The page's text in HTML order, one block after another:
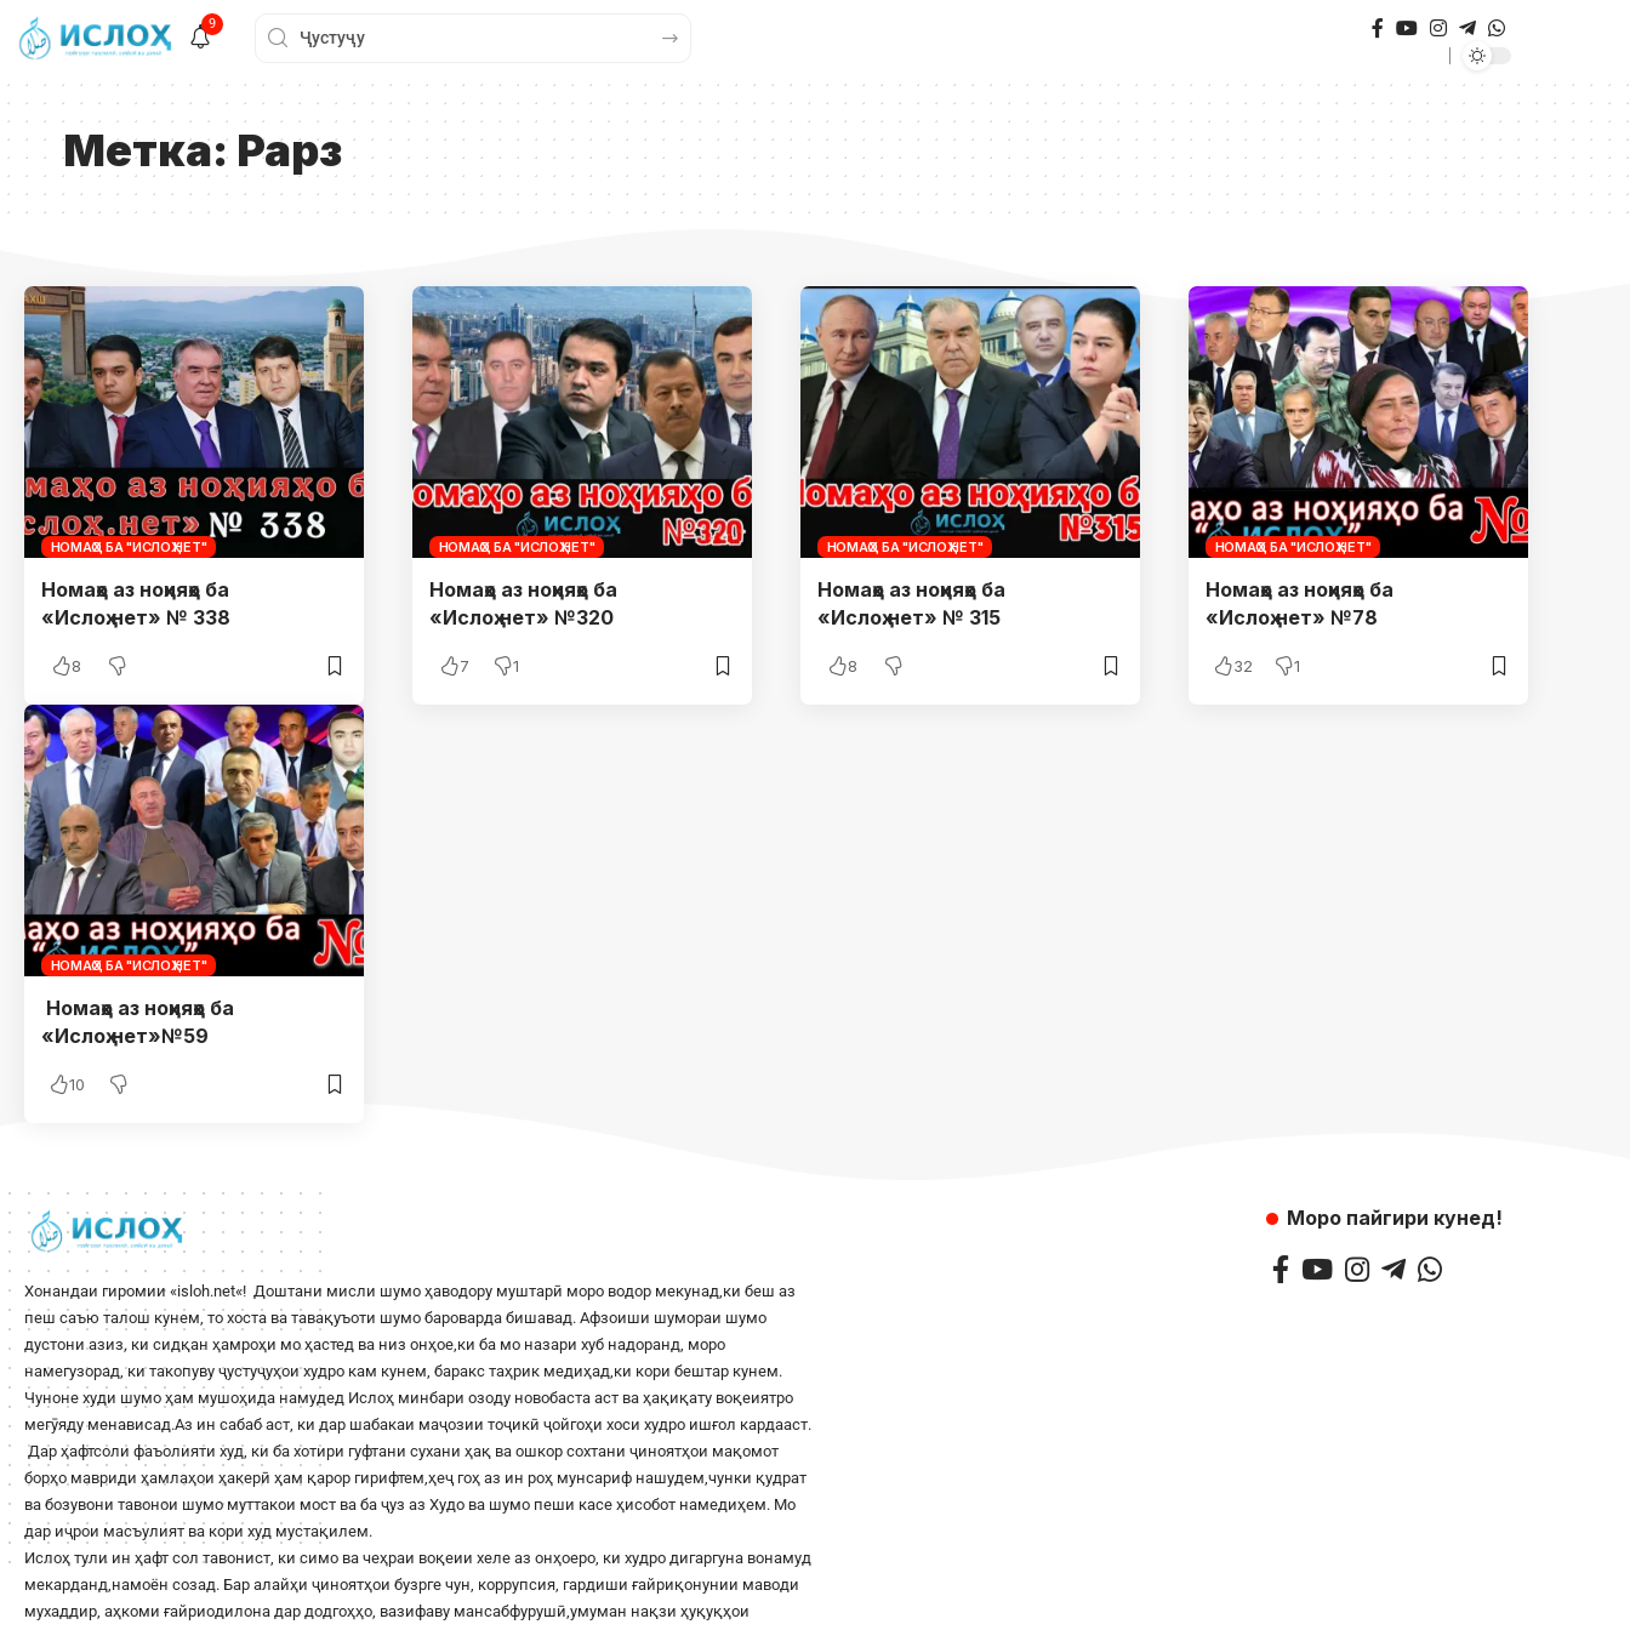
9
Метка: Рарз
НОМАҲО БА "ИСЛОҲ.НЕТ"
Номаҳо аз ноҳияҳо ба
«Ислоҳ.нет» № 338
8
НОМАҲО БА "ИСЛОҲ.НЕТ"
Номаҳо аз ноҳияҳо ба
«Ислоҳ.нет» №320
7 1
НОМАҲО БА "ИСЛОҲ.НЕТ"
Номаҳо аз ноҳияҳо ба
«Ислоҳ.нет» № 315
8
НОМАҲО БА "ИСЛОҲ.НЕТ"
Номаҳо аз ноҳияҳо ба
«Ислоҳ.нет» №78
32 1
НОМАҲО БА "ИСЛОҲ.НЕТ"
Номаҳо аз ноҳияҳо ба
«Ислоҳ.нет»№59
10
Хонандаи гиромии «isloh.net«! Доштани мисли шумо ҳаводору муштарӣ моро водор мекунад,ки беш аз
пеш саъю талош кунем, то хоста ва тавақуъоти шумо бароварда бишавад. Афзоиши шумораи шумо
дустони азиз, ки сидқан ҳамроҳи мо ҳастед ва низ онҳое,ки ба мо назари хуб надоранд, моро
намегузорад, ки такопуву ҷустуҷуҳои худро кам кунем, баракс таҳрик медиҳад,ки кори бештар кунем.
Чуноне худи шумо ҳам мушоҳида намудед Ислоҳ минбари озоду новобаста аст ва ҳақиқату воқеиятро
мегӯяду менависад.Аз ин сабаб аст, ки дар шабакаи маҷозии тоҷикӣ ҷойгоҳи хоси худро ишғол кардааст.
Дар ҳафтсоли фаъолияти худ, ки ба хотири гуфтани сухани ҳақ ва ошкор сохтани ҷиноятҳои мақомот
борҳо мавриди ҳамлаҳои ҳакерӣ ҳам қарор гирифтем,ҳеҷ гоҳ аз ин роҳ мунсариф нашудем,чунки қудрат
ва бозувони тавонои шумо муттакои мост ва ба ҷуз аз Худо ва шумо пеши касе ҳисобот намедиҳем. Мо
дар иҷрои масъулият ва кори худ мустақилем.
Ислоҳ тули ин ҳафт сол тавонист, ки симо ва чеҳраи воқеии хеле аз онҳоеро, ки худро дигаргуна вонамуд
мекарданд,намоён созад. Бар алайҳи ҷиноятҳои бузрге чун, коррупсия, гардиши ғайриқонунии маводи
мухаддир, аҳкоми ғайриодилона дар додгоҳҳо, вазифаву мансабфурушӣ,умуман нақзи ҳуқуқҳои
Моро пайгири кунед!